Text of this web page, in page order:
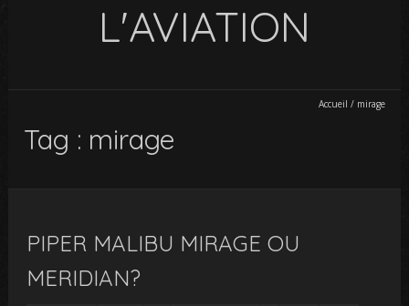
L'AVIATION
Accueil / mirage
Tag : mirage
PIPER MALIBU MIRAGE OU
MERIDIAN?